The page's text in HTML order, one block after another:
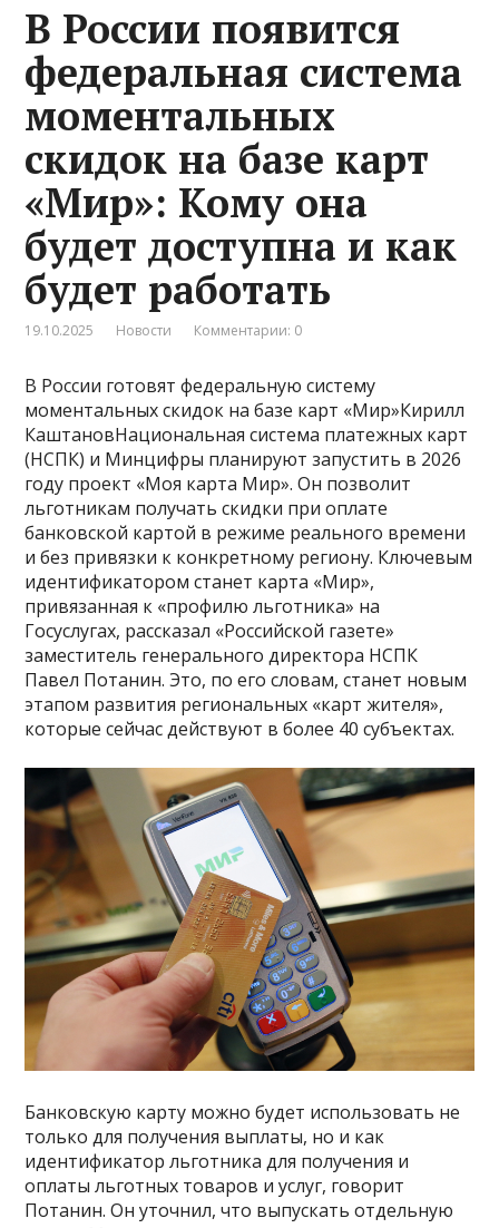
В России появится
федеральная система
моментальных
скидок на базе карт
«Мир»: Кому она
будет доступна и как
будет работать
19.10.2025 Новости Комментарии: 0
В России готовят федеральную систему
моментальных скидок на базе карт «Мир»Кирилл
КаштановНациональная система платежных карт
(НСПК) и Минцифры планируют запустить в 2026
году проект «Моя карта Мир». Он позволит
льготникам получать скидки при оплате
банковской картой в режиме реального времени
и без привязки к конкретному региону. Ключевым
идентификатором станет карта «Мир»,
привязанная к «профилю льготника» на
Госуслугах, рассказал «Российской газете»
заместитель генерального директора НСПК
Павел Потанин. Это, по его словам, станет новым
этапом развития региональных «карт жителя»,
которые сейчас действуют в более 40 субъектах.
Банковскую карту можно будет использовать не
только для получения выплаты, но и как
идентификатор льготника для получения и
оплаты льготных товаров и услуг, говорит
Потанин. Он уточнил, что выпускать отдельную